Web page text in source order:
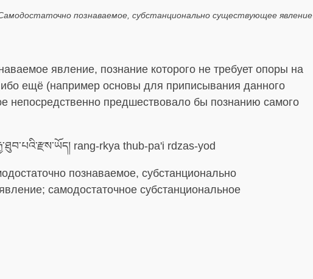
познаваемое, субстанционально существующее явление
явление, познание которого не требует опоры на
ещё (например основы для приписывания данного
непосредственно предшествовало бы познанию самого
rang-rkya thub-pa'i rdzas-yod
познаваемое, субстанционально
самодостаточное субстанциональное